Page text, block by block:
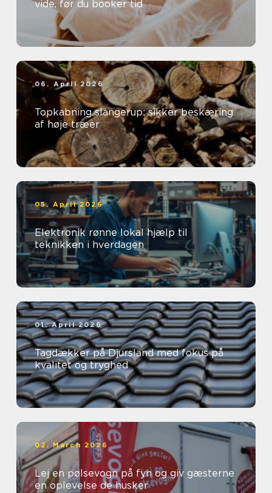
vide, før du booker tid
06. April 2026
Topkabning slangerup: sikker beskæring
af høje træer
05. April 2026
Elektronik rønne lokal hjælp til
teknikken i hverdagen
01. April 2026
Tagdækker på Djursland med fokus på
kvalitet og tryghed
02. March 2026
Lej en pølsevogn på fyn og giv gæsterne
en oplevelse de husker